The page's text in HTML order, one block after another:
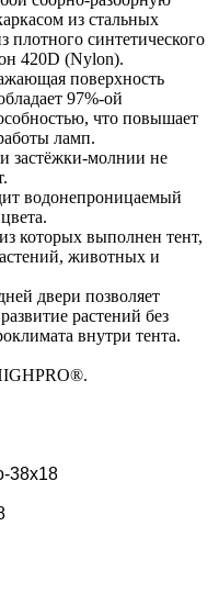
из стальных
плотного синтетического
420D (Nylon).
поверхность
97%-ой
что повышает
ламп.
застёжки-молнии не
водонепроницаемый
которых выполнен тент,
животных и
двери позволяет
растений без
внутри тента.
.
38х18